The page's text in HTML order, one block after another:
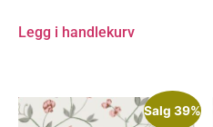
Legg i handlekurv
Salg 39%